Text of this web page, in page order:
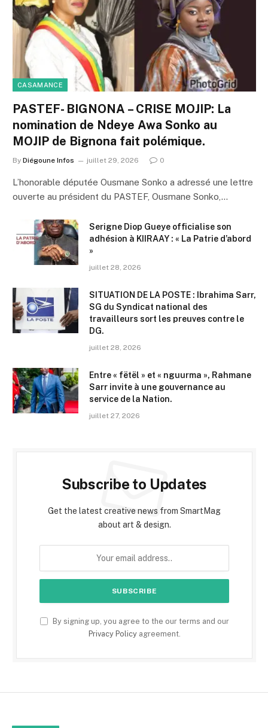
CASAMANCE
PASTEF- BIGNONA – CRISE MOJIP: La
nomination de Ndeye Awa Sonko au
MOJIP de Bignona fait polémique.
By Diégoune Infos juillet 29, 2026 0
L’honorable députée Ousmane Sonko a adressé une lettre
ouverte au président du PASTEF, Ousmane Sonko,…
Serigne Diop Gueye officialise son
adhésion à KIIRAAY : « La Patrie d’abord
»
juillet 28, 2026
SITUATION DE LA POSTE : Ibrahima Sarr,
SG du Syndicat national des
travailleurs sort les preuves contre le
DG.
juillet 28, 2026
Entre « fëtël » et « nguurma », Rahmane
Sarr invite à une gouvernance au
service de la Nation.
juillet 27, 2026
Subscribe to Updates
Get the latest creative news from SmartMag
about art & design.
By signing up, you agree to the our terms and our
Privacy Policyagreement.